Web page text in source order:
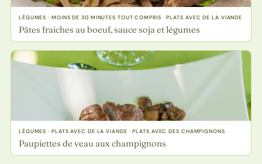
LÉGUMES · MOINS DE 30 MINUTES TOUT COMPRIS · PLATS AVEC DE LA VIANDE
Pâtes fraiches au boeuf, sauce soja et légumes
LÉGUMES · PLATS AVEC DE LA VIANDE · PLATS AVEC DES CHAMPIGNONS
Paupiettes de veau aux champignons